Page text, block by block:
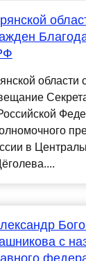
области
в
с